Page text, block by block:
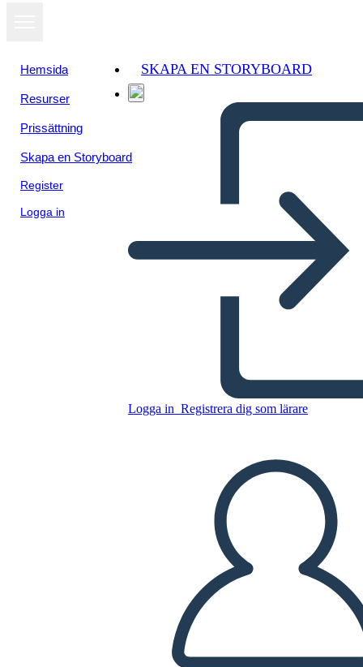
Hemsida
Resurser
Prissättning
Skapa en Storyboard
Register
Logga in
SKAPA EN STORYBOARD
Logga in Registrera dig som lärare
סיכום תקוות גדולות
Kopiera denna storyboard
SKAPA EN STORYBOARD
SPELA UPP BILDSPEL
LÄS FÖR MIG